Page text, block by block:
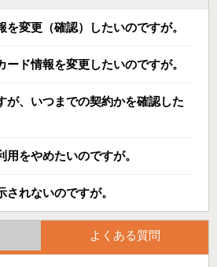
変更（確認）したいのですが。
ド情報を変更したいのですが。
が、いつまでの契約かを確認した
をやめたいのですが。
されないのですが。
よくある質問